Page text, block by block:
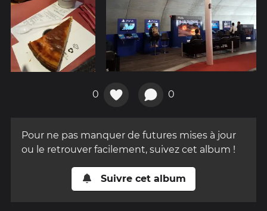
0 0
Pour ne pas manquer de futures mises à jour
ou le retrouver facilement, suivez cet album !
Suivre cet album